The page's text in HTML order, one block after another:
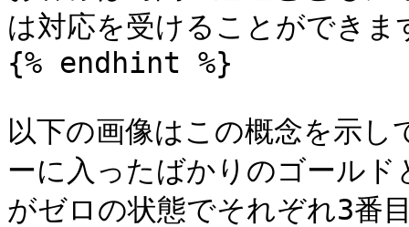
は対応を受けることができま
{% endhint %}
以下の画像はこの概念を示
ーに入ったばかりのゴール
がゼロの状態でそれぞれ3番